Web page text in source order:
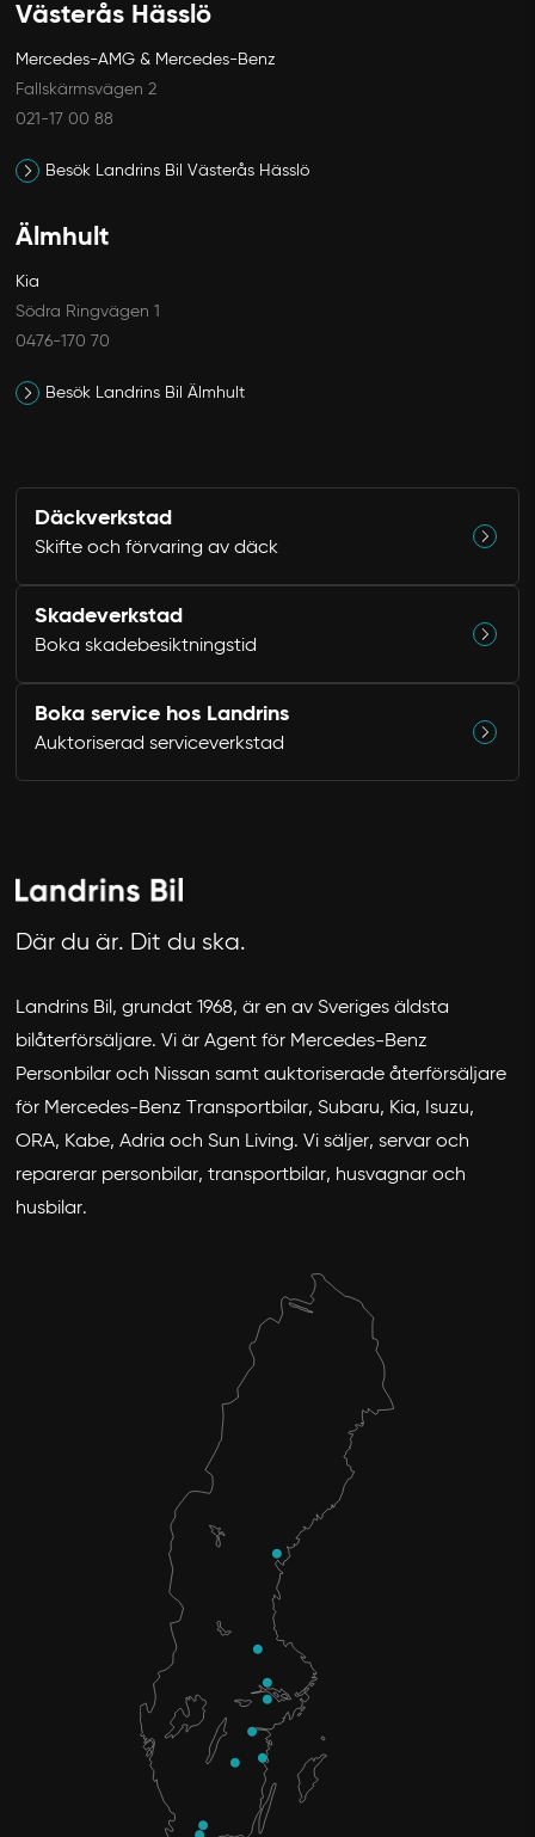
Västerås Hässlö
Mercedes-AMG & Mercedes-Benz
Fallskärmsvägen 2
021-17 00 88
Besök Landrins Bil Västerås Hässlö
Älmhult
Kia
Södra Ringvägen 1
0476-170 70
Besök Landrins Bil Älmhult
Däckverkstad
Skifte och förvaring av däck
Skadeverkstad
Boka skadebesiktningstid
Boka service hos Landrins
Auktoriserad serviceverkstad
Där du är. Dit du ska.
Landrins Bil, grundat 1968, är en av Sveriges äldsta
bilåterförsäljare. Vi är Agent för Mercedes-Benz
Personbilar och Nissan samt auktoriserade återförsäljare
för Mercedes-Benz Transportbilar, Subaru, Kia, Isuzu,
ORA, Kabe, Adria och Sun Living. Vi säljer, servar och
reparerar personbilar, transportbilar, husvagnar och
husbilar.